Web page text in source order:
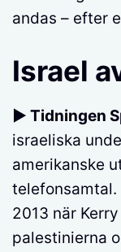
andas – efter
Israel
► Tidningen
israeliska
amerikanske
telefonsamtal.
2013 när
palestinierna